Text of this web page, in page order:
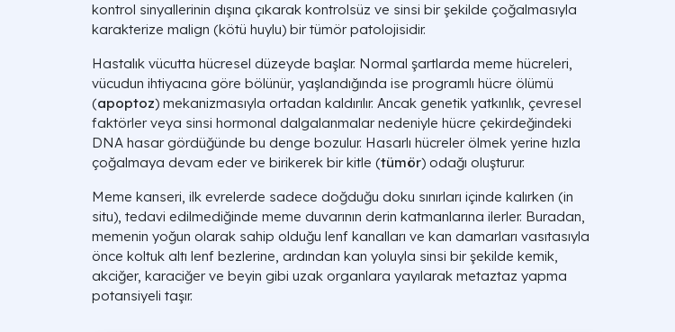
kontrol sinyallerinin dışına çıkarak kontrolsüz ve sinsi bir şekilde çoğalmasıyla
karakterize malign (kötü huylu) bir tümör patolojisidir.
Hastalık vücutta hücresel düzeyde başlar. Normal şartlarda meme hücreleri,
vücudun ihtiyacına göre bölünür, yaşlandığında ise programlı hücre ölümü
(apoptoz) mekanizmasıyla ortadan kaldırılır. Ancak genetik yatkınlık, çevresel
faktörler veya sinsi hormonal dalgalanmalar nedeniyle hücre çekirdeğindeki
DNA hasar gördüğünde bu denge bozulur. Hasarlı hücreler ölmek yerine hızla
çoğalmaya devam eder ve birikerek bir kitle (tümör) odağı oluşturur.
Meme kanseri, ilk evrelerde sadece doğduğu doku sınırları içinde kalırken (in
situ), tedavi edilmediğinde meme duvarının derin katmanlarına ilerler. Buradan,
memenin yoğun olarak sahip olduğu lenf kanalları ve kan damarları vasıtasıyla
önce koltuk altı lenf bezlerine, ardından kan yoluyla sinsi bir şekilde kemik,
akciğer, karaciğer ve beyin gibi uzak organlara yayılarak metaztaz yapma
potansiyeli taşır.